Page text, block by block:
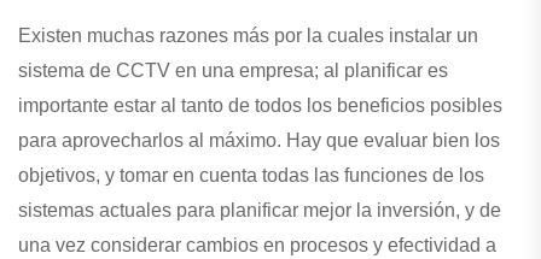
Existen muchas razones más por la cuales instalar un
sistema de CCTV en una empresa; al planificar es
importante estar al tanto de todos los beneficios posibles
para aprovecharlos al máximo. Hay que evaluar bien los
objetivos, y tomar en cuenta todas las funciones de los
sistemas actuales para planificar mejor la inversión, y de
una vez considerar cambios en procesos y efectividad a